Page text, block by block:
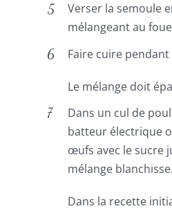
Verser la semoule
mélangeant au
Faire cuire pendant
Le mélange doit
Dans un cul de
batteur électrique
œufs avec le sucre
mélange blanchisse.
Dans la recette